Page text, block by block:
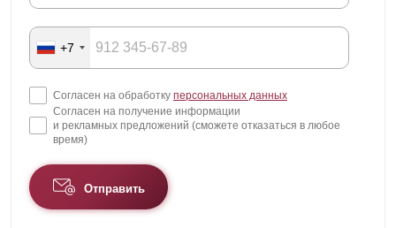
+7
Согласен на обработку персональных данных
Согласен на получение информации
и рекламных предложений (сможете отказаться в любое
время)
Отправить